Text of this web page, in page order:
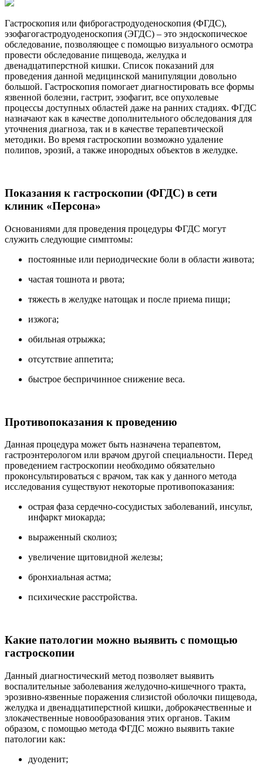
Гастроскопия или фиброгастродуоденоскопия (ФГДС),
эзофагогастродуоденоскопия (ЭГДС) – это эндоскопическое
обследование, позволяющее с помощью визуального осмотра
провести обследование пищевода, желудка и
двенадцатиперстной кишки. Список показаний для
проведения данной медицинской манипуляции довольно
большой. Гастроскопия помогает диагностировать все формы
язвенной болезни, гастрит, эзофагит, все опухолевые
процессы доступных областей даже на ранних стадиях. ФГДС
назначают как в качестве дополнительного обследования для
уточнения диагноза, так и в качестве терапевтической
методики. Во время гастроскопии возможно удаление
полипов, эрозий, а также инородных объектов в желудке.
Показания к гастроскопии (ФГДС) в сети
клиник «Персона»
Основаниями для проведения процедуры ФГДС могут
служить следующие симптомы:
постоянные или периодические боли в области живота;
частая тошнота и рвота;
тяжесть в желудке натощак и после приема пищи;
изжога;
обильная отрыжка;
отсутствие аппетита;
быстрое беспричинное снижение веса.
Противопоказания к проведению
Данная процедура может быть назначена терапевтом,
гастроэнтерологом или врачом другой специальности. Перед
проведением гастроскопии необходимо обязательно
проконсультироваться с врачом, так как у данного метода
исследования существуют некоторые противопоказания:
острая фаза сердечно-сосудистых заболеваний, инсульт,
инфаркт миокарда;
выраженный сколиоз;
увеличение щитовидной железы;
бронхиальная астма;
психические расстройства.
Какие патологии можно выявить с помощью
гастроскопии
Данный диагностический метод позволяет выявить
воспалительные заболевания желудочно-кишечного тракта,
эрозивно-язвенные поражения слизистой оболочки пищевода,
желудка и двенадцатиперстной кишки, доброкачественные и
злокачественные новообразования этих органов. Таким
образом, с помощью метода ФГДС можно выявить такие
патологии как:
дуоденит;